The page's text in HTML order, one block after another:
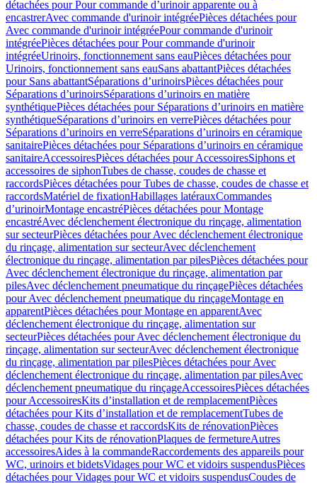
détachées pour Pour commande d’urinoir apparente ou à
encastrerAvec commande d'urinoir intégréePièces détachées pour
Avec commande d'urinoir intégréePour commande d'urinoir
intégréePièces détachées pour Pour commande d'urinoir
intégréeUrinoirs, fonctionnement sans eauPièces détachées pour
Urinoirs, fonctionnement sans eauSans abattantPièces détachées
pour Sans abattantSéparations d’urinoirsPièces détachées pour
Séparations d’urinoirsSéparations d’urinoirs en matière
synthétiquePièces détachées pour Séparations d’urinoirs en matière
synthétiqueSéparations d’urinoirs en verrePièces détachées pour
Séparations d’urinoirs en verreSéparations d’urinoirs en céramique
sanitairePièces détachées pour Séparations d’urinoirs en céramique
sanitaireAccessoiresPièces détachées pour AccessoiresSiphons et
accessoires de siphonTubes de chasse, coudes de chasse et
raccordsPièces détachées pour Tubes de chasse, coudes de chasse et
raccordsMatériel de fixationHabillages latérauxCommandes
dʼurinoirMontage encastréPièces détachées pour Montage
encastréAvec déclenchement électronique du rinçage, alimentation
sur secteurPièces détachées pour Avec déclenchement électronique
du rinçage, alimentation sur secteurAvec déclenchement
électronique du rinçage, alimentation par pilesPièces détachées pour
Avec déclenchement électronique du rinçage, alimentation par
pilesAvec déclenchement pneumatique du rinçagePièces détachées
pour Avec déclenchement pneumatique du rinçageMontage en
apparentPièces détachées pour Montage en apparentAvec
déclenchement électronique du rinçage, alimentation sur
secteurPièces détachées pour Avec déclenchement électronique du
rinçage, alimentation sur secteurAvec déclenchement électronique
du rinçage, alimentation par pilesPièces détachées pour Avec
déclenchement électronique du rinçage, alimentation par pilesAvec
déclenchement pneumatique du rinçageAccessoiresPièces détachées
pour AccessoiresKits d’installation et de remplacementPièces
détachées pour Kits d’installation et de remplacementTubes de
chasse, coudes de chasse et raccordsKits de rénovationPièces
détachées pour Kits de rénovationPlaques de fermetureAutres
accessoiresAides à la commandeRaccordements des appareils pour
WC, urinoirs et bidetsVidages pour WC et vidoirs suspendusPièces
détachées pour Vidages pour WC et vidoirs suspendusCoudes de